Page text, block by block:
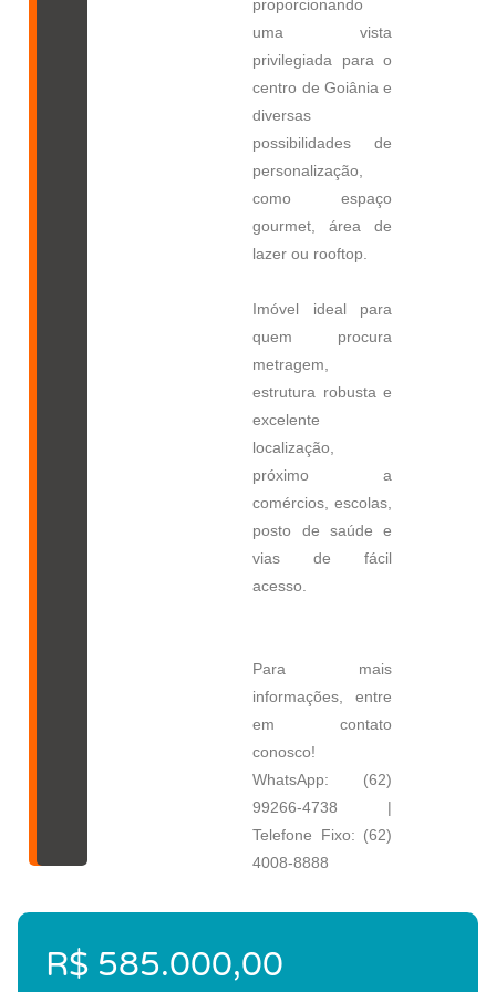
proporcionando
uma vista
privilegiada para o
centro de Goiânia e
diversas
possibilidades de
personalização,
como espaço
gourmet, área de
lazer ou rooftop.
Imóvel ideal para
quem procura
metragem,
estrutura robusta e
excelente
localização,
próximo a
comércios, escolas,
posto de saúde e
vias de fácil
acesso.
Para mais
informações, entre
em contato
conosco!
WhatsApp: (62)
99266-4738 |
Telefone Fixo: (62)
4008-8888
R$ 585.000,00